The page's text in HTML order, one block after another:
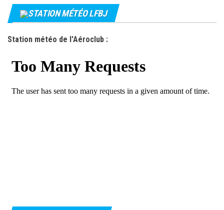
STATION MÉTÉO LFBJ
Station météo de l'Aéroclub :